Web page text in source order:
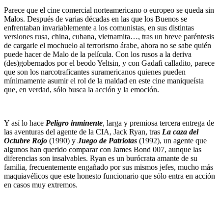
Parece que el cine comercial norteamericano o europeo se queda sin
Malos. Después de varias décadas en las que los Buenos se
enfrentaban invariablemente a los comunistas, en sus distintas
versiones rusa, china, cubana, vietnamita…, tras un breve paréntesis
de cargarle el mochuelo al terrorismo árabe, ahora no se sabe quién
puede hacer de Malo de la película. Con los rusos a la deriva
(des)gobernados por el beodo Yeltsin, y con Gadafi calladito, parece
que son los narcotraficantes suramericanos quienes pueden
mínimamente asumir el rol de la maldad en este cine maniqueísta
que, en verdad, sólo busca la acción y la emoción.
Y así lo hace Peligro inminente, larga y premiosa tercera entrega de
las aventuras del agente de la CIA, Jack Ryan, tras La caza del
Octubre Rojo (1990) y Juego de Patriotas (1992), un agente que
algunos han querido comparar con James Bond 007, aunque las
diferencias son insalvables. Ryan es un burócrata amante de su
familia, frecuentemente engañado por sus mismos jefes, mucho más
maquiavélicos que este honesto funcionario que sólo entra en acción
en casos muy extremos.